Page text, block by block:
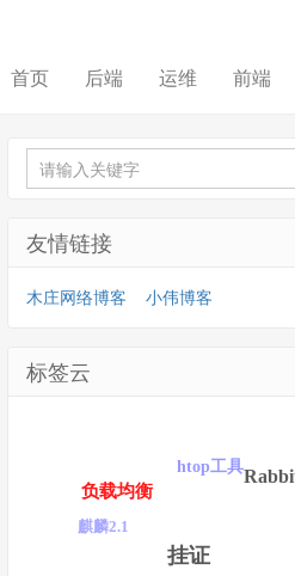
首页 后端 运维 前端
友情链接
木庄网络博客 小伟博客
标签云
麒麟2.1
挂证
htop工具
负载均衡